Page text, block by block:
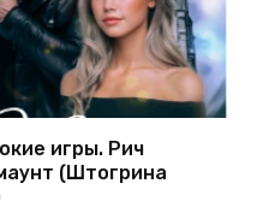
игры. Рич
(Штогрина